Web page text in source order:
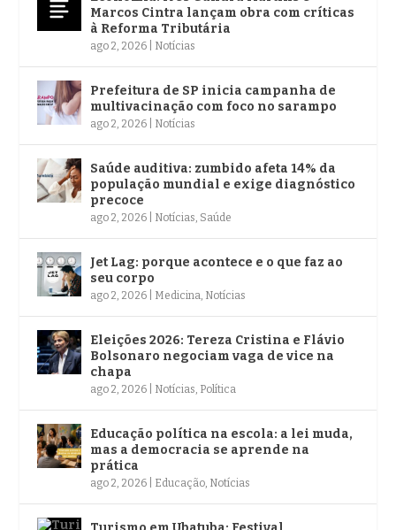
Marcos Cintra lançam obra com críticas
à Reforma Tributária
ago 2, 2026 Notícias
Prefeitura de SP inicia campanha de
multivacinação com foco no sarampo
ago 2, 2026 Notícias
Saúde auditiva: zumbido afeta 14% da
população mundial e exige diagnóstico
precoce
ago 2, 2026 Notícias, Saúde
Jet Lag: porque acontece e o que faz ao
seu corpo
ago 2, 2026 Medicina, Notícias
Eleições 2026: Tereza Cristina e Flávio
Bolsonaro negociam vaga de vice na
chapa
ago 2, 2026 Notícias, Política
Educação política na escola: a lei muda,
mas a democracia se aprende na
prática
ago 2, 2026 Educação, Notícias